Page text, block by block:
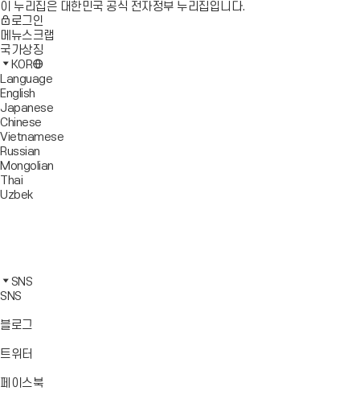
이 누리집은 대한민국 공식 전자정부 누리집입니다.
로그인
메뉴스크랩
국가상징
KOR
Language
English
Japanese
Chinese
Vietnamese
Russian
Mongolian
Thai
Uzbek
가
기
로
가
북
바
가
타
그
바
가
카
오
바
가
SNS
SNS
블로그
트위터
가
페이스북바